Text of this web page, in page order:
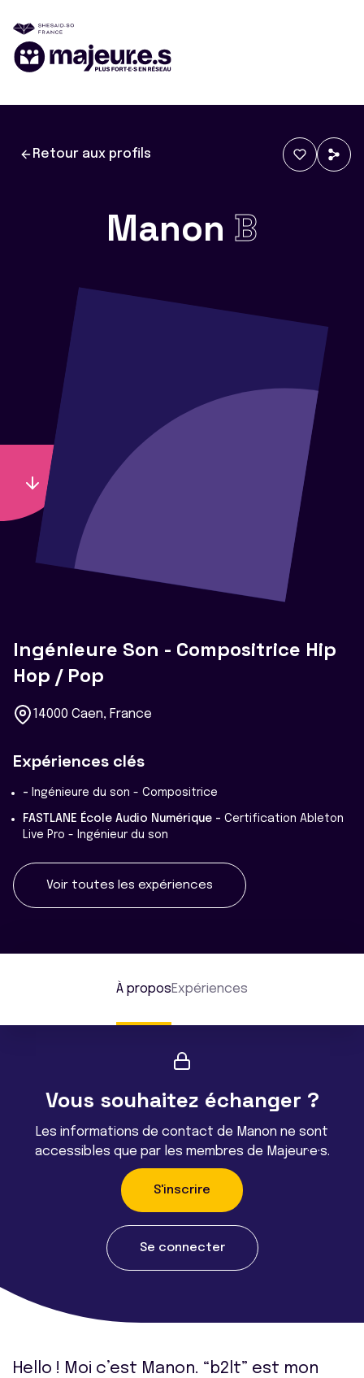
Retour aux profils
Manon B
Ingénieure Son - Compositrice Hip
Hop / Pop
14000 Caen, France
Expériences clés
- Ingénieure du son - Compositrice
FASTLANE École Audio Numérique - Certification Ableton
Live Pro - Ingénieur du son
Voir toutes les expériences
À proposExpériences
Vous souhaitez échanger ?
Les informations de contact de Manon ne sont
accessibles que par les membres de Majeur·e·s.
S'inscrire
Se connecter
Hello ! Moi c’est Manon. “b2lt” est mon